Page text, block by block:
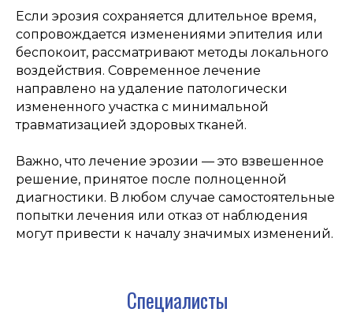
Если эрозия сохраняется длительное время,
сопровождается изменениями эпителия или
беспокоит, рассматривают методы локального
воздействия. Современное лечение
направлено на удаление патологически
измененного участка с минимальной
травматизацией здоровых тканей.
Важно, что лечение эрозии — это взвешенное
решение, принятое после полноценной
диагностики. В любом случае самостоятельные
попытки лечения или отказ от наблюдения
могут привести к началу значимых изменений.
Специалисты